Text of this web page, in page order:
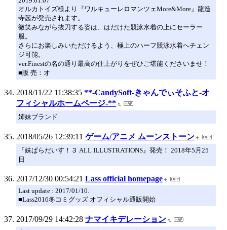
オルカトイズ様より『ワルキューレロマンツェMore&More』龍造
寺茜が発売されます。
微笑みながら抜刀する姿は、はだけた競泳水着の上にセーラー
服。
さらにお楽しみいただけるよう、極上のハーフ競泳水着へチェン
ジ可能。
ver.Finestの名の通り最高の仕上がりをぜひご堪能くださいませ！
■販 売：オ
2018/11/22 11:38:35 **-CandySoft-きゃんでぃそふと-オ
フィシャルホームページ-**
姉妹ブランド
2018/05/26 12:39:11 ゲーム/アニメ ムーンストーン
『妹ぱらだいす！３ ALL ILLUSTRATIONS』発売！ 2018年5月25
日
2017/12/30 00:54:21 Lass official homepage
Last update : 2017/01/10.
■Lass2016冬コミグッズ オフィシャル通販開始
2017/09/29 14:42:28 ナマイキデレーション